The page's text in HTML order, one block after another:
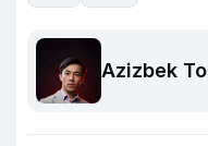
Azizbek